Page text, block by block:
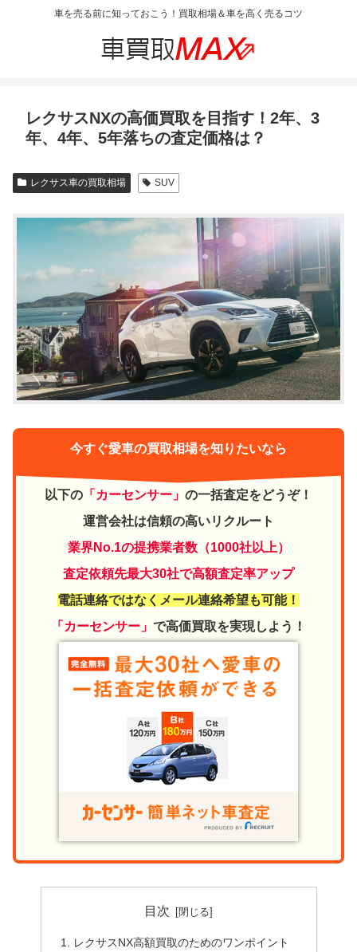
車を売る前に知っておこう！買取相場＆車を高く売るコツ
レクサスNXの高価買取を目指す！2年、3
年、4年、5年落ちの査定価格は？
レクサス車の買取相場 SUV
今すぐ愛車の買取相場を知りたいなら
以下の 「カーセンサー」 の一括査定をどうぞ！
運営会社は信頼の高いリクルート
業界No.1の提携業者数（1000社以上）
査定依頼先最大30社で高額査定率アップ
電話連絡ではなくメール連絡希望も可能！
「カーセンサー」 で高価買取を実現しよう！
目次
レクサスNX高額買取のためのワンポイント